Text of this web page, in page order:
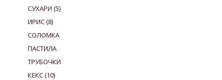
СУХАРИ (5)
ИРИС(8)
СОЛОМКА
ПАСТИЛА
ТРУБОЧКИ
КЕКС(10)